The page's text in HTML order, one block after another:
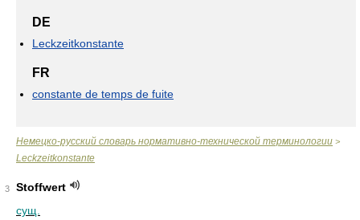
DE
Leckzeitkonstante
FR
constante de temps de fuite
Немецко-русский словарь нормативно-технической терминологии >
Leckzeitkonstante
3
Stoffwert
сущ.